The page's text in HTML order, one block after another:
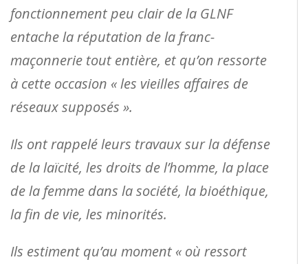
fonctionnement peu clair de la GLNF
entache la réputation de la franc-
maçonnerie tout entière, et qu’on ressorte
à cette occasion « les vieilles affaires de
réseaux supposés ».
Ils ont rappelé leurs travaux sur la défense
de la laïcité, les droits de l’homme, la place
de la femme dans la société, la bioéthique,
la fin de vie, les minorités.
Ils estiment qu’au moment « où ressort